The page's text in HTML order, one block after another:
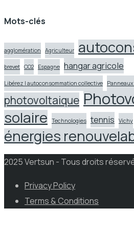
Mots-clés
agglomération Agriculteur
brevet CO2 Espagne hangar agricole
Libérez l autoconsommation collective
photovoltaique
solaire Technologies tennis Vichy
énergies
2025 Vertsun - Tous droits
Privacy Policy
Terms & Conditions